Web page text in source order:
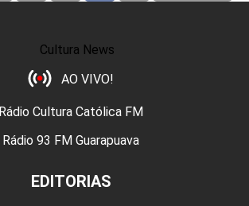
AO VIVO!
Rádio Cultura Católica FM
Rádio 93 FM Guarapuava
EDITORIAS